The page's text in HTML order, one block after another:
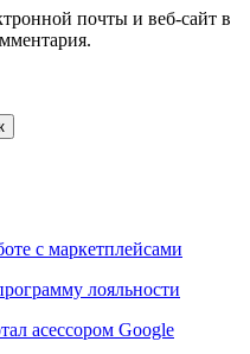
почты и веб-сайт в
с маркетплейсами
лояльности
асессором Google